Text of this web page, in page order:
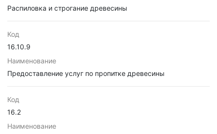
Распиловка и строгание древесины
Код
16.10.9
Наименование
Предоставление услуг по пропитке древесины
Код
16.2
Наименование